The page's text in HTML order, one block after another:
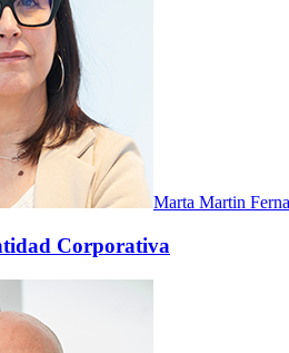
Marta Martin
Corporativa